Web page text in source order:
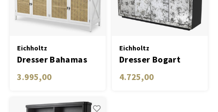
Eichholtz
Dresser Bahamas
3.995,00
Eichholtz
Dresser Bogart
charcoal grey oak
veneer
4.725,00